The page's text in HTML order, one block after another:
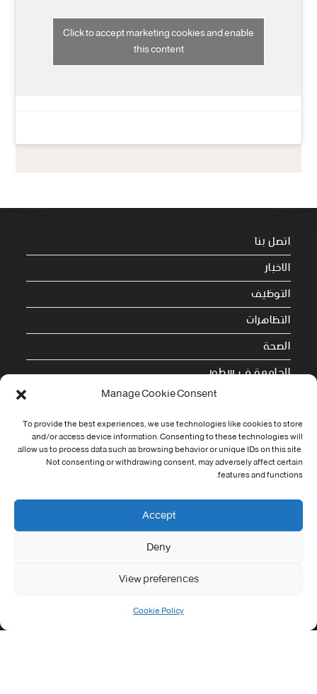
Manage Cookie Consent
To provide the best experiences, we use technologies like cookies to store
and/or access device information. Consenting to these technologies will
allow us to process data such as browsing behavior or unique IDs on this site.
Not consenting or withdrawing consent, may adversely affect certain
features and functions.
Accept
Deny
View preferences
Cookie Policy
Click to accept marketing cookies and enable
this content
اتصل بنا
الاخبار
التوظيف
التظاهرات
الصحة
الجامعة في سطور
Cookie Policy (EU)
معلومات الاتصال
Address:
جامعة العربي التبسي طريق قسنطينة - تبسة
contact@univ-tebessa.dz